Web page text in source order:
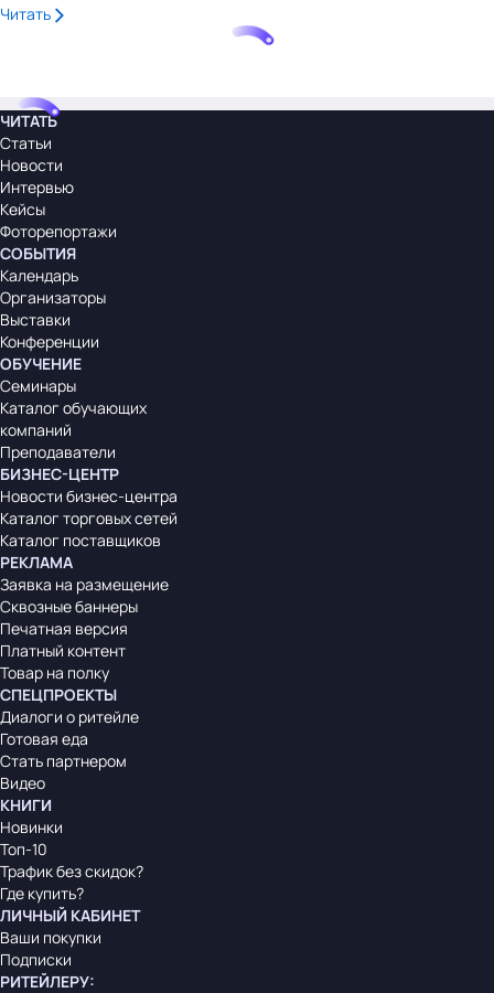
Читать
ЧИТАТЬ
Статьи
Новости
Интервью
Кейсы
Фоторепортажи
СОБЫТИЯ
Календарь
Организаторы
Выставки
Конференции
ОБУЧЕНИЕ
Семинары
Каталог обучающих
компаний
Преподаватели
БИЗНЕС-ЦЕНТР
Новости бизнес-центра
Каталог торговых сетей
Каталог поставщиков
РЕКЛАМА
Заявка на размещение
Сквозные баннеры
Печатная версия
Платный контент
Товар на полку
СПЕЦПРОЕКТЫ
Диалоги о ритейле
Готовая еда
Стать партнером
Видео
КНИГИ
Новинки
Топ-10
Трафик без скидок?
Где купить?
ЛИЧНЫЙ КАБИНЕТ
Ваши покупки
Подписки
РИТЕЙЛЕРУ: